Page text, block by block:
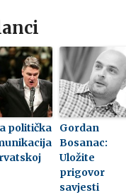
politička
Gordan
Bosanac:
Uložite
prigovor
savjesti